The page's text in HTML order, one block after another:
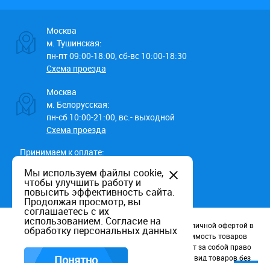
Москва
м. Тушинская:
пн-пт 09:00-18:00, сб-вс 10:00-18:30
Схема проезда
Москва
м. Белорусская:
пн-сб 10:00-21:00, вс.- выходной
Схема проезда
Принимаем к оплате:
Данный информационный ресурс не является публичной офертой в
соотв. со статьей 437 (п.2) ГК РФ. Наличие и стоимость товаров
уточняйте по телефону. Производители оставляют за собой право
изменять технические характеристики и внешний вид товаров без
Мы используем файлы cookie,
чтобы улучшить работу и
повысить эффективность сайта.
Продолжая просмотр, вы
соглашаетесь с их
использованием. Согласие на
обработку персональных данных
Понятно